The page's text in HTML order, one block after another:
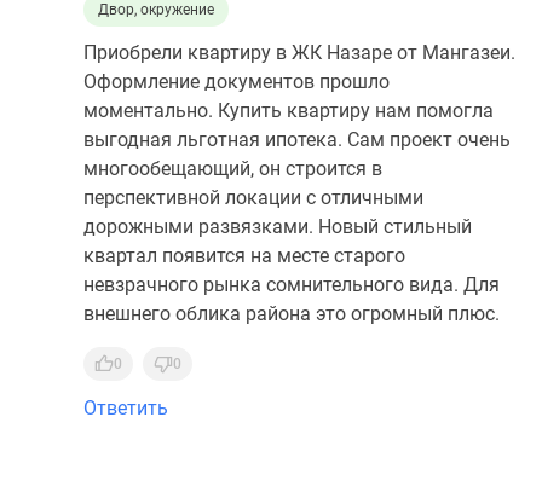
Двор, окружение
Приобрели квартиру в ЖК Назаре от Мангазеи.
Оформление документов прошло
моментально. Купить квартиру нам помогла
выгодная льготная ипотека. Сам проект очень
многообещающий, он строится в
перспективной локации с отличными
дорожными развязками. Новый стильный
квартал появится на месте старого
невзрачного рынка сомнительного вида. Для
внешнего облика района это огромный плюс.
0 0
Ответить